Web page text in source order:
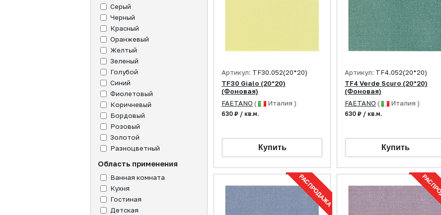
Серый
Черный
Красный
Оранжевый
Желтый
Зеленый
Голубой
Синий
Фиолетовый
Коричневый
Бордовый
Розовый
Золотой
Разноцветный
Область применения
Ванная комната
Кухня
Гостиная
Детская
Артикул: TF30.052(20*20)
TF30 Gialo (20*20)
(Фоновая)
FAETANO ( Италия )
630 ₽ / кв.м.
Артикул: TF4.052(20*20)
TF4 Verde Scuro (20*20)
(Фоновая)
FAETANO ( Италия )
630 ₽ / кв.м.